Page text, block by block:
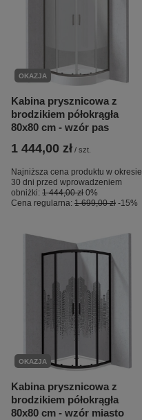
OKAZJA
Kabina prysznicowa z
brodzikiem półokrągła
80x80 cm - wzór pas
1 444,00 zł / szt.
Najniższa cena produktu w okresie
30 dni przed wprowadzeniem
obniżki: 1 444,00 zł 0%
Cena regularna: 1 699,00 zł -15%
OKAZJA
Kabina prysznicowa z
brodzikiem półokrągła
80x80 cm - wzór miasto